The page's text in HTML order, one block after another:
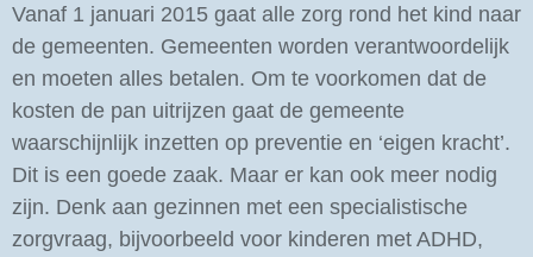
Vanaf 1 januari 2015 gaat alle zorg rond het kind naar
de gemeenten. Gemeenten worden verantwoordelijk
en moeten alles betalen. Om te voorkomen dat de
kosten de pan uitrijzen gaat de gemeente
waarschijnlijk inzetten op preventie en ‘eigen kracht’.
Dit is een goede zaak. Maar er kan ook meer nodig
zijn. Denk aan gezinnen met een specialistische
zorgvraag, bijvoorbeeld voor kinderen met ADHD,